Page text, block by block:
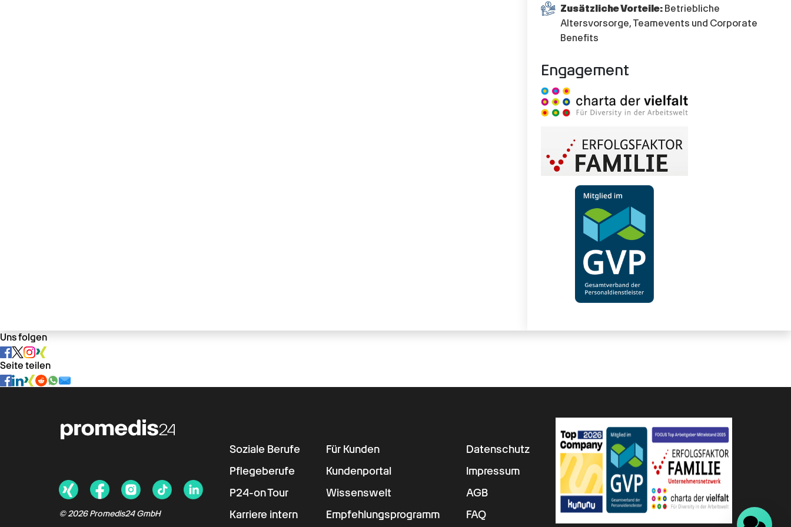
Zusätzliche Vorteile: Betriebliche
Altersvorsorge, Teamevents und Corporate
Benefits
Engagement
Uns folgen
Seite teilen
© 2026 Promedis24 GmbH
Soziale Berufe
Pflegeberufe
P24-on Tour
Karriere intern
Für Kunden
Kundenportal
Wissenswelt
Empfehlungsprogramm
Datenschutz
Impressum
AGB
FAQ